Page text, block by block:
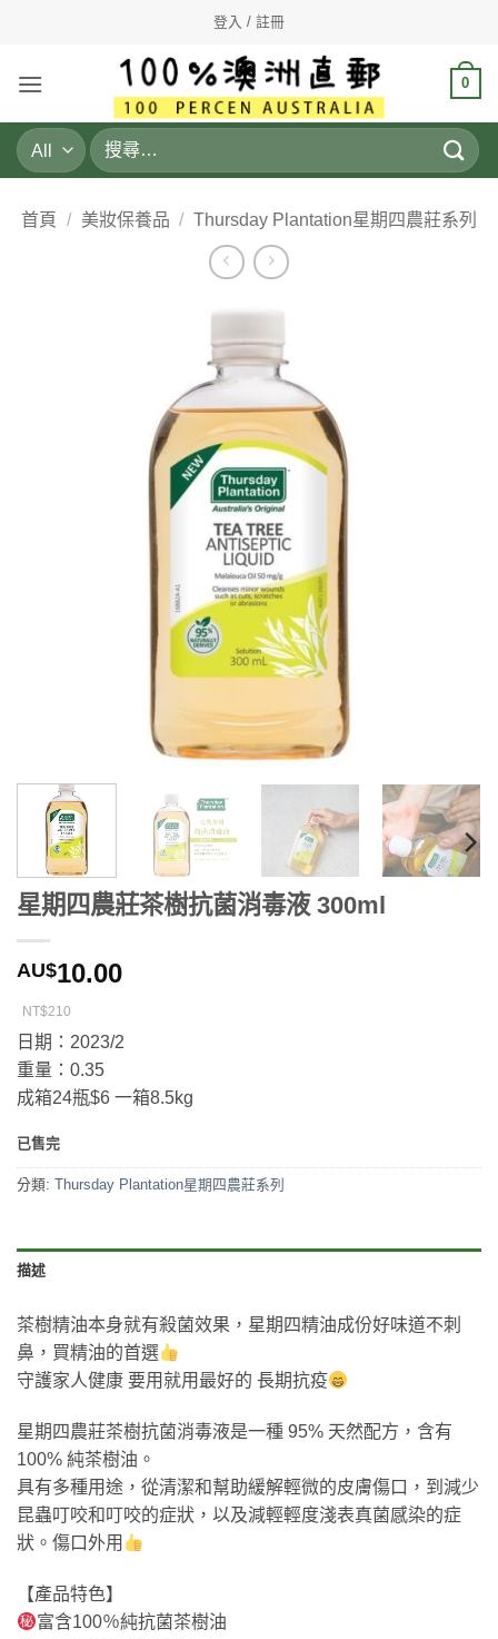
登入 / 註冊
0
搜
尋
鍵
首頁 / 美妝保養品 / Thursday Plantation星期四農莊系列
星期四農莊茶樹抗菌消毒液 300ml
AU$10.00
NT$210
日期：2023/2
重量：0.35
成箱24瓶$6 一箱8.5kg
已售完
分類: Thursday Plantation星期四農莊系列
描述
茶樹精油本身就有殺菌效果，星期四精油成份好味道不刺
鼻，買精油的首選
守護家人健康 要用就用最好的 長期抗疫
星期四農莊茶樹抗菌消毒液是一種 95% 天然配方，含有
100% 純茶樹油。
具有多種用途，從清潔和幫助緩解輕微的皮膚傷口，到減少
昆蟲叮咬和叮咬的症狀，以及減輕輕度淺表真菌感染的症
狀。傷口外用
【產品特色】
富含100％純抗菌茶樹油